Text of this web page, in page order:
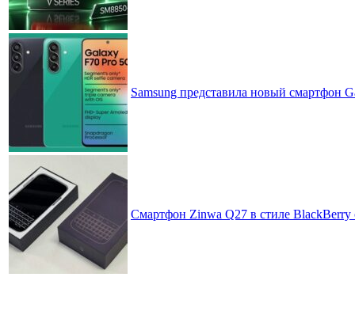
Samsung представила новый смартфон
Смартфон Zinwa Q27 в стиле BlackBerry